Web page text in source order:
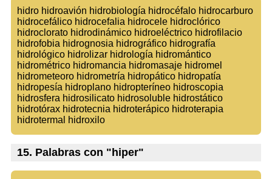
hidro hidroavión hidrobiología hidrocéfalo hidrocarburo
hidrocefálico hidrocefalia hidrocele hidroclórico
hidroclorato hidrodinámico hidroeléctrico hidrofilacio
hidrofobia hidrognosia hidrográfico hidrografía
hidrológico hidrolizar hidrología hidromántico
hidrométrico hidromancia hidromasaje hidromel
hidrometeoro hidrometría hidropático hidropatía
hidropesía hidroplano hidropteríneo hidroscopia
hidrosfera hidrosilicato hidrosoluble hidrostático
hidrotórax hidrotecnia hidroterápico hidroterapia
hidrotermal hidroxilo
15. Palabras con "hiper"